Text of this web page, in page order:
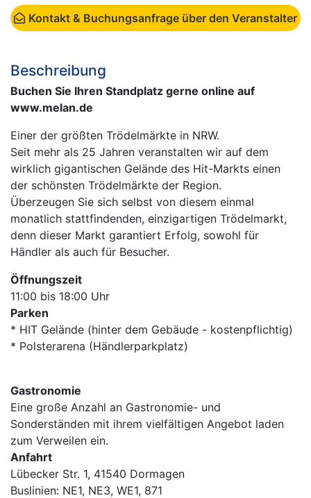
Kontakt & Buchungsanfrage über den Veranstalter
Beschreibung
Buchen Sie Ihren Standplatz gerne online auf
www.melan.de
Einer der größten Trödelmärkte in NRW.
Seit mehr als 25 Jahren veranstalten wir auf dem
wirklich gigantischen Gelände des Hit-Markts einen
der schönsten Trödelmärkte der Region.
Überzeugen Sie sich selbst von diesem einmal
monatlich stattfindenden, einzigartigen Trödelmarkt,
denn dieser Markt garantiert Erfolg, sowohl für
Händler als auch für Besucher.
Öffnungszeit
11:00 bis 18:00 Uhr
Parken
* HIT Gelände (hinter dem Gebäude - kostenpflichtig)
* Polsterarena (Händlerparkplatz)
Gastronomie
Eine große Anzahl an Gastronomie- und
Sonderständen mit ihrem vielfältigen Angebot laden
zum Verweilen ein.
Anfahrt
Lübecker Str. 1, 41540 Dormagen
Buslinien: NE1, NE3, WE1, 871